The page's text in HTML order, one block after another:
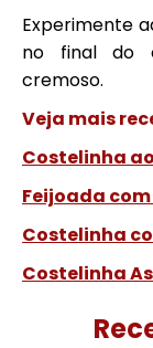
Experimente
no final do
cremoso.
Veja mais
Costelinha
Feijoada
Costelinha
Costelinha